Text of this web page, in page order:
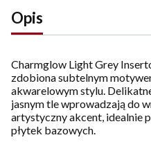
Opis
Charmglow Light Grey
zdobiona subtelnym
akwarelowym stylu.
jasnym tle wprowadzają do
artystyczny akcent, idealnie
płytek bazowych.